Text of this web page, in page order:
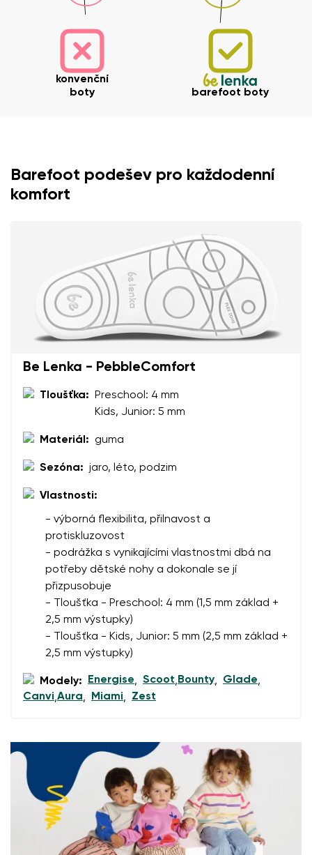
Vyberte zemi dodání
Vyberte jazyk
Změnit
konvenční
boty
barefoot boty
Barefoot podešev pro každodenní
komfort
Be Lenka - PebbleComfort
Tloušťka:
Preschool: 4 mm
Kids, Junior: 5 mm
Materiál: guma
Sezóna: jaro, léto, podzim
Vlastnosti:
- výborná flexibilita, přilnavost a
protiskluzovost
- podrážka s vynikajícími vlastnostmi dbá na
potřeby dětské nohy a dokonale se jí
přizpusobuje
- Tloušťka - Preschool: 4 mm (1,5 mm základ +
2,5 mm výstupky)
- Tloušťka - Kids, Junior: 5 mm (2,5 mm základ +
2,5 mm výstupky)
Modely: Energise, Scoot, Bounty, Glade,
Canvi,Aura, Miami, Zest
Vaše jméno a příjmení
Varianta
Otázka
Souhlasím se zpracováním zadaných osobních údajů
ve smyslu
těchto podmínek
Vaše jméno
číslo objednávky
Textové hodnocení
Hodnocení
ve smyslu těchto podmínek a jejich zveřejněním.